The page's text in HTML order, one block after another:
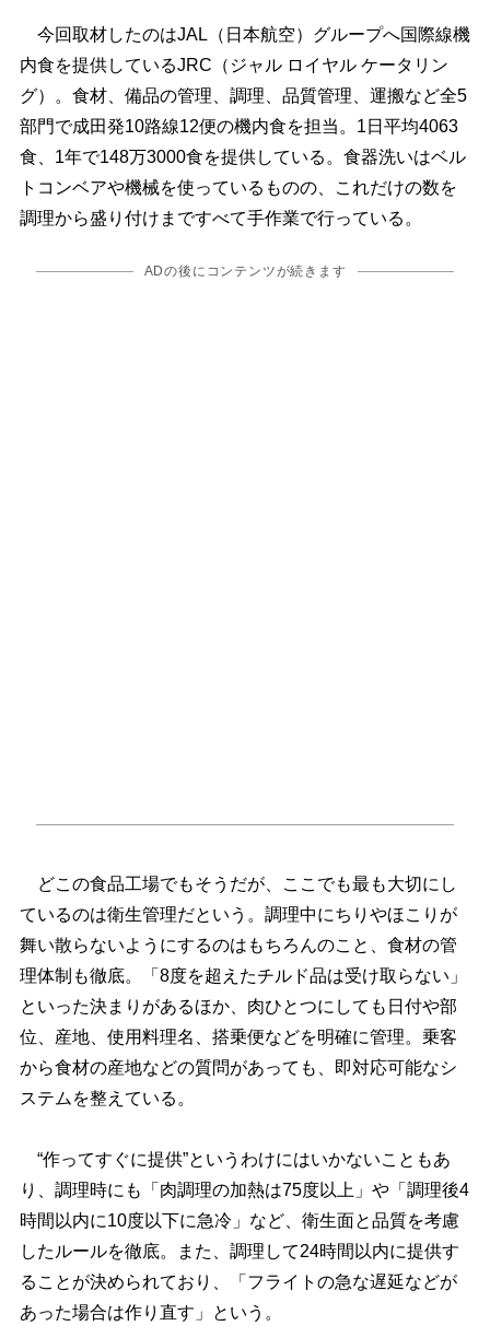
今回取材したのはJAL（日本航空）グループへ国際線機
内食を提供しているJRC（ジャル ロイヤル ケータリン
グ）。食材、備品の管理、調理、品質管理、運搬など全5
部門で成田発10路線12便の機内食を担当。1日平均4063
食、1年で148万3000食を提供している。食器洗いはベル
トコンベアや機械を使っているものの、これだけの数を
調理から盛り付けまですべて手作業で行っている。
ADの後にコンテンツが続きます
どこの食品工場でもそうだが、ここでも最も大切にし
ているのは衛生管理だという。調理中にちりやほこりが
舞い散らないようにするのはもちろんのこと、食材の管
理体制も徹底。「8度を超えたチルド品は受け取らない」
といった決まりがあるほか、肉ひとつにしても日付や部
位、産地、使用料理名、搭乗便などを明確に管理。乗客
から食材の産地などの質問があっても、即対応可能なシ
ステムを整えている。
“作ってすぐに提供”というわけにはいかないこともあ
り、調理時にも「肉調理の加熱は75度以上」や「調理後4
時間以内に10度以下に急冷」など、衛生面と品質を考慮
したルールを徹底。また、調理して24時間以内に提供す
ることが決められており、「フライトの急な遅延などが
あった場合は作り直す」という。